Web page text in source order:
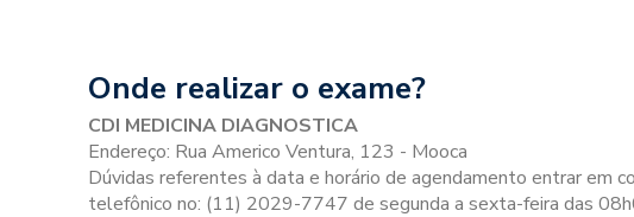
Onde realizar o exame?
CDI MEDICINA DIAGNOSTICA
Endereço: Rua Americo Ventura, 123 - Mooca
Dúvidas referentes à data e horário de agendamento entrar em
telefônico no: (11) 2029-7747 de segunda a sexta-feira das